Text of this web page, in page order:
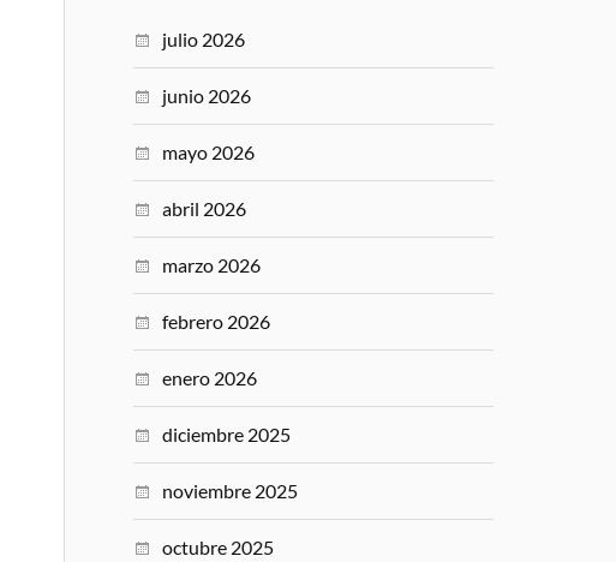
'auto_increment' => true],
true ],
],
julio 2026
junio 2026
mayo 2026
abril 2026
marzo 2026
febrero 2026
enero 2026
diciembre 2025
noviembre 2025
octubre 2025